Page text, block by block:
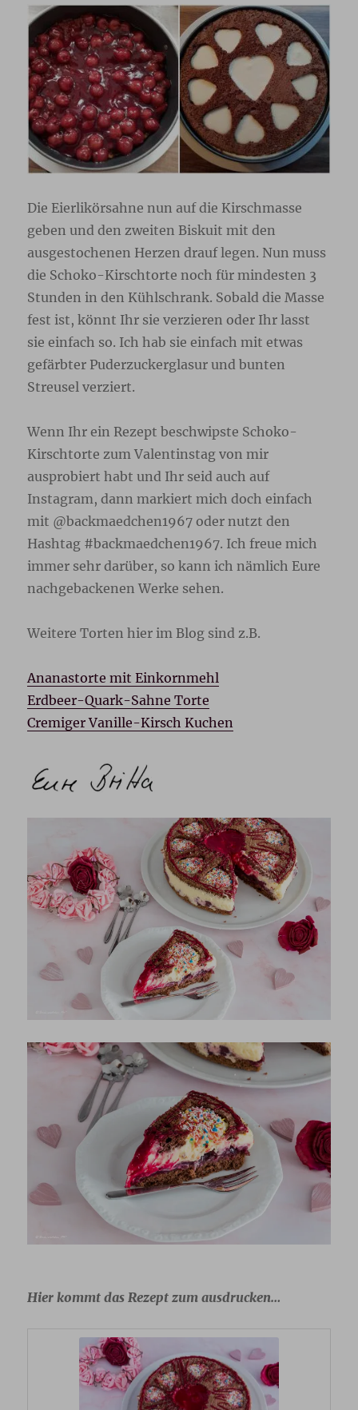
Die Eierlikörsahne nun auf die Kirschmasse
geben und den zweiten Biskuit mit den
ausgestochenen Herzen drauf legen. Nun muss
die Schoko-Kirschtorte noch für mindesten 3
Stunden in den Kühlschrank. Sobald die Masse
fest ist, könnt Ihr sie verzieren oder Ihr lasst
sie einfach so. Ich hab sie einfach mit etwas
gefärbter Puderzuckerglasur und bunten
Streusel verziert.
Wenn Ihr ein Rezept beschwipste Schoko-
Kirschtorte zum Valentinstag von mir
ausprobiert habt und Ihr seid auch auf
Instagram, dann markiert mich doch einfach
mit @backmaedchen1967 oder nutzt den
Hashtag #backmaedchen1967. Ich freue mich
immer sehr darüber, so kann ich nämlich Eure
nachgebackenen Werke sehen.
Weitere Torten hier im Blog sind z.B.
Ananastorte mit Einkornmehl
Erdbeer-Quark-Sahne Torte
Cremiger Vanille-Kirsch Kuchen
Hier kommt das Rezept zum ausdrucken…